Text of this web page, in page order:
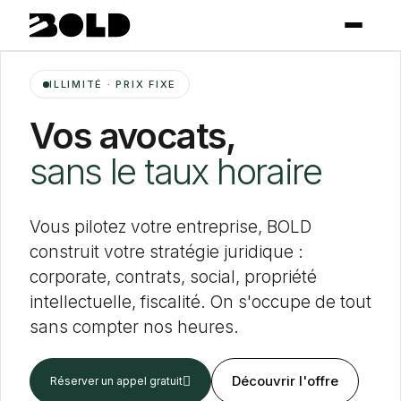
ILLIMITÉ · PRIX FIXE
Vos avocats,
sans le taux horaire
Vous pilotez votre entreprise, BOLD
construit votre stratégie juridique :
corporate, contrats, social, propriété
intellectuelle, fiscalité. On s'occupe de tout
sans compter nos heures.
Réserver un appel gratuit‍↗︎ Découvrir l'offre